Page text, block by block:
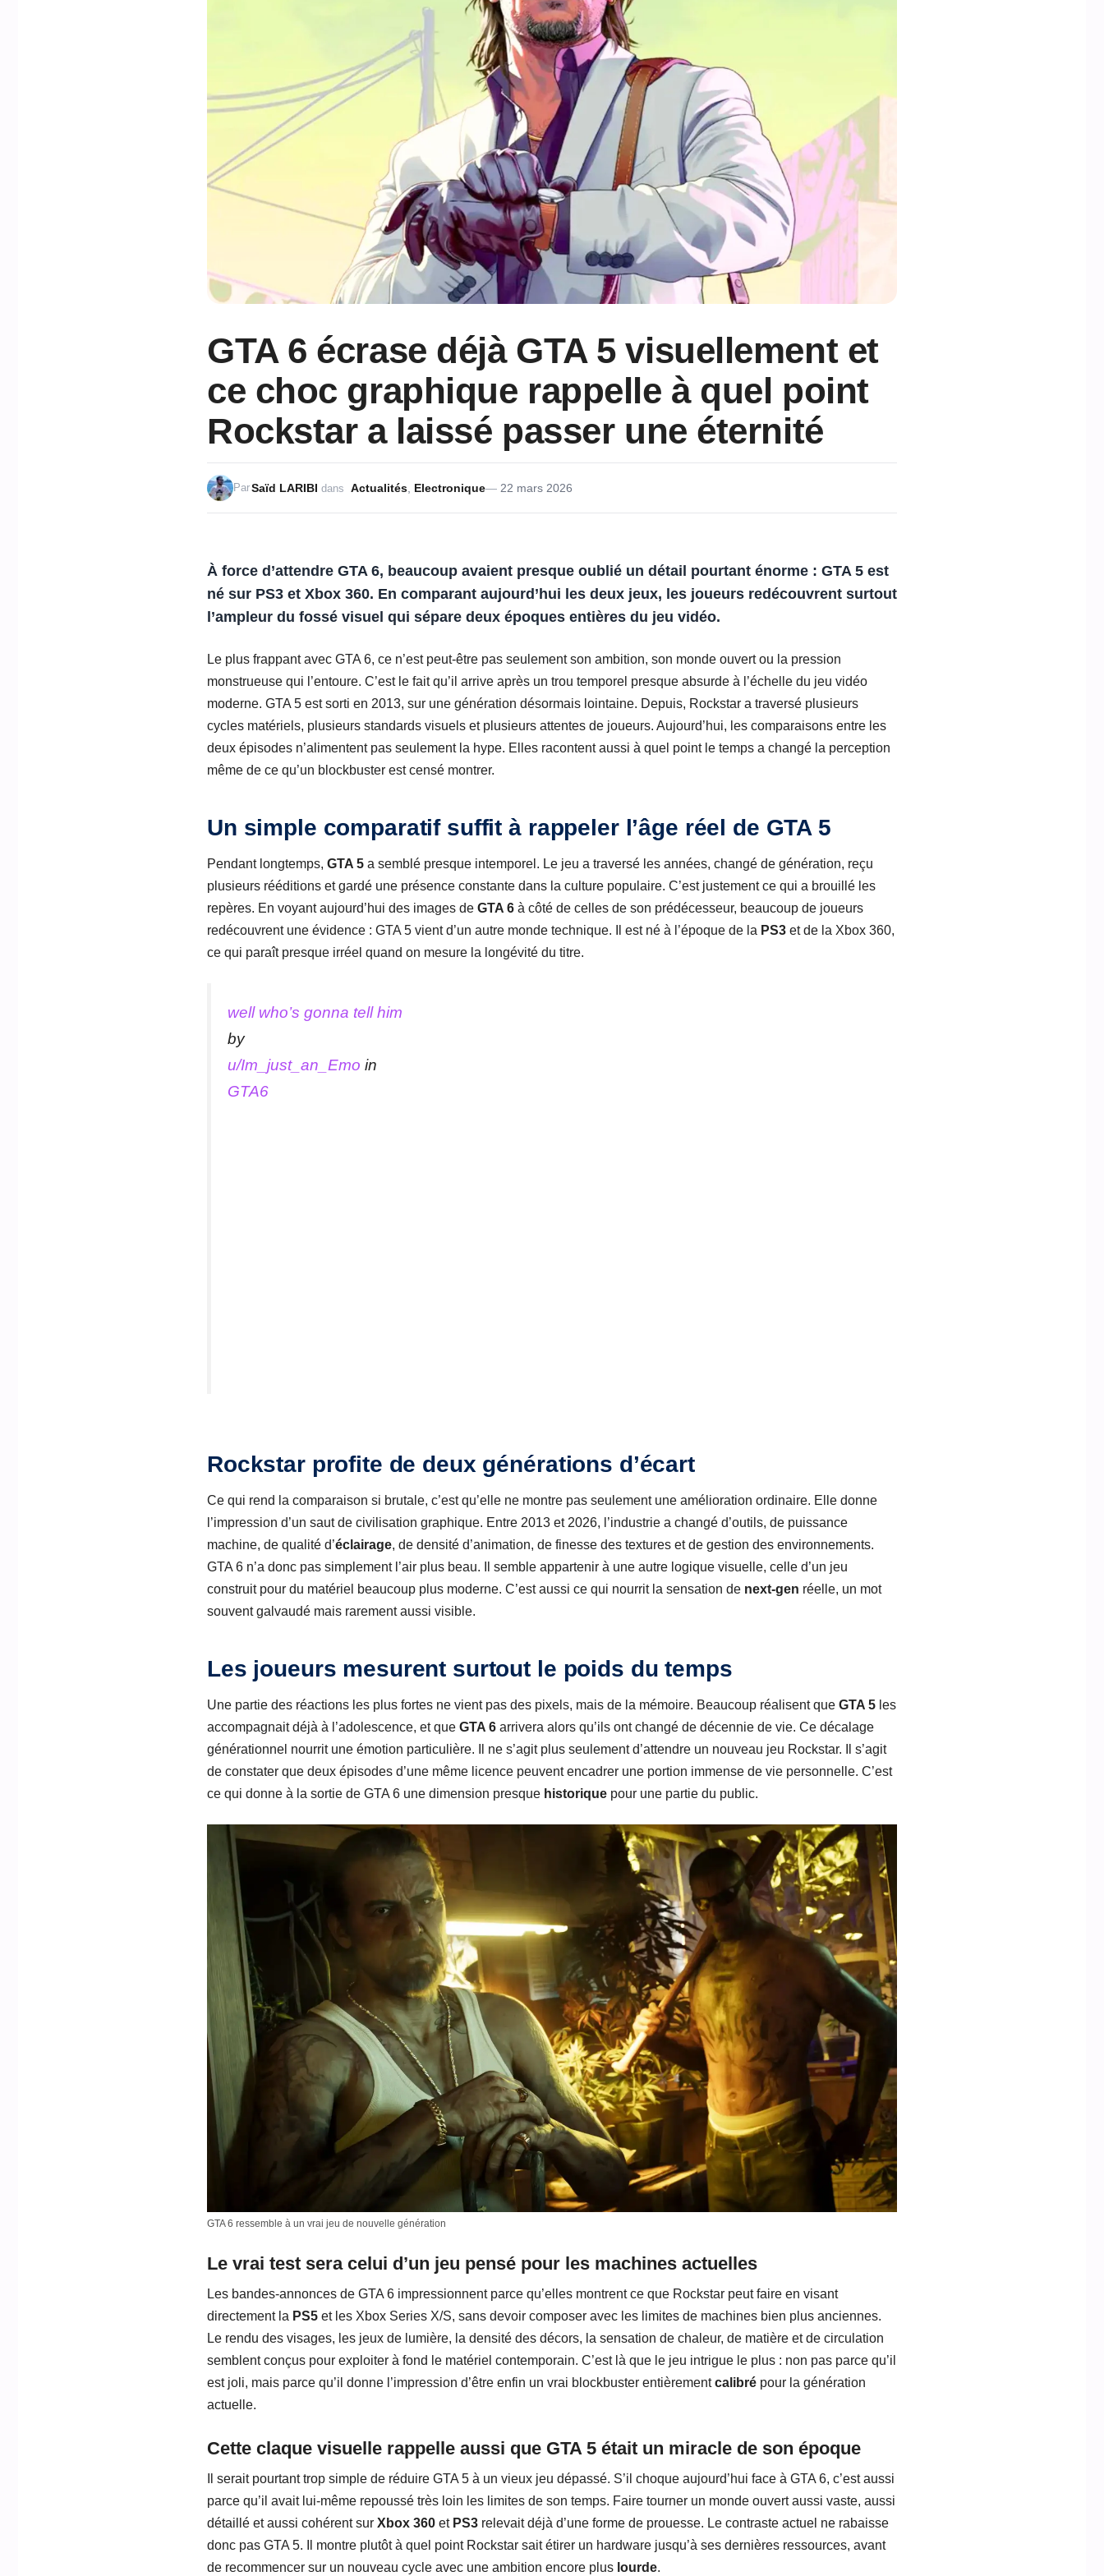
GTA 6 écrase déjà GTA 5 visuellement et
ce choc graphique rappelle à quel point
Rockstar a laissé passer une éternité
22 mars 2026
ParSaïd LARIBI dans Actualités Electronique
À force d’attendre GTA 6, beaucoup avaient presque oublié un détail pourtant énorme : GTA 5 est
né sur PS3 et Xbox 360. En comparant aujourd’hui les deux jeux, les joueurs redécouvrent surtout
l’ampleur du fossé visuel qui sépare deux époques entières du jeu vidéo.
Le plus frappant avec GTA 6, ce n’est peut-être pas seulement son ambition, son monde ouvert ou la pression
monstrueuse qui l’entoure. C’est le fait qu’il arrive après un trou temporel presque absurde à l’échelle du jeu vidéo
moderne. GTA 5 est sorti en 2013, sur une génération désormais lointaine. Depuis, Rockstar a traversé plusieurs
cycles matériels, plusieurs standards visuels et plusieurs attentes de joueurs. Aujourd’hui, les comparaisons entre les
deux épisodes n’alimentent pas seulement la hype. Elles racontent aussi à quel point le temps a changé la perception
même de ce qu’un blockbuster est censé montrer.
Un simple comparatif suffit à rappeler l’âge réel de GTA 5
Pendant longtemps, GTA 5 a semblé presque intemporel. Le jeu a traversé les années, changé de génération, reçu
plusieurs rééditions et gardé une présence constante dans la culture populaire. C’est justement ce qui a brouillé les
repères. En voyant aujourd’hui des images de GTA 6 à côté de celles de son prédécesseur, beaucoup de joueurs
redécouvrent une évidence : GTA 5 vient d’un autre monde technique. Il est né à l’époque de la PS3 et de la Xbox 360,
ce qui paraît presque irréel quand on mesure la longévité du titre.
well who’s gonna tell him
by
u/Im_just_an_Emo in
GTA6
Rockstar profite de deux générations d’écart
Ce qui rend la comparaison si brutale, c’est qu’elle ne montre pas seulement une amélioration ordinaire. Elle donne
l’impression d’un saut de civilisation graphique. Entre 2013 et 2026, l’industrie a changé d’outils, de puissance
machine, de qualité d’éclairage, de densité d’animation, de finesse des textures et de gestion des environnements.
GTA 6 n’a donc pas simplement l’air plus beau. Il semble appartenir à une autre logique visuelle, celle d’un jeu
construit pour du matériel beaucoup plus moderne. C’est aussi ce qui nourrit la sensation de next-gen réelle, un mot
souvent galvaudé mais rarement aussi visible.
Les joueurs mesurent surtout le poids du temps
Une partie des réactions les plus fortes ne vient pas des pixels, mais de la mémoire. Beaucoup réalisent que GTA 5 les
accompagnait déjà à l’adolescence, et que GTA 6 arrivera alors qu’ils ont changé de décennie de vie. Ce décalage
générationnel nourrit une émotion particulière. Il ne s’agit plus seulement d’attendre un nouveau jeu Rockstar. Il s’agit
de constater que deux épisodes d’une même licence peuvent encadrer une portion immense de vie personnelle. C’est
ce qui donne à la sortie de GTA 6 une dimension presque historique pour une partie du public.
GTA 6 ressemble à un vrai jeu de nouvelle génération
Le vrai test sera celui d’un jeu pensé pour les machines actuelles
Les bandes-annonces de GTA 6 impressionnent parce qu’elles montrent ce que Rockstar peut faire en visant
directement la PS5 et les Xbox Series X/S, sans devoir composer avec les limites de machines bien plus anciennes.
Le rendu des visages, les jeux de lumière, la densité des décors, la sensation de chaleur, de matière et de circulation
semblent conçus pour exploiter à fond le matériel contemporain. C’est là que le jeu intrigue le plus : non pas parce qu’il
est joli, mais parce qu’il donne l’impression d’être enfin un vrai blockbuster entièrementcalibré pour la génération
actuelle.
Cette claque visuelle rappelle aussi que GTA 5 était un miracle de son époque
Il serait pourtant trop simple de réduire GTA 5 à un vieux jeu dépassé. S’il choque aujourd’hui face à GTA 6, c’est aussi
parce qu’il avait lui-même repoussé très loin les limites de son temps. Faire tourner un monde ouvert aussi vaste, aussi
détaillé et aussi cohérent sur Xbox 360 et PS3 relevait déjà d’une forme de prouesse. Le contraste actuel ne rabaisse
donc pas GTA 5. Il montre plutôt à quel point Rockstar sait étirer un hardware jusqu’à ses dernières ressources, avant
de recommencer sur un nouveau cycle avec une ambition encore plus lourde.